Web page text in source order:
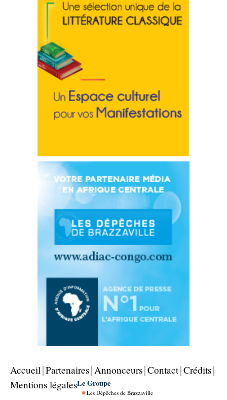
Accueil Partenaires Annonceurs Contact Crédits
Mentions légalesLe Groupe
Les Dépêches de Brazzaville